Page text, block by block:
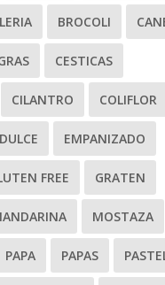
BROCOLI
CESTICAS
CILANTRO COLIFLOR
DULCE EMPANIZADO
FREE GRATEN
MOSTAZA
PAPA PAPAS